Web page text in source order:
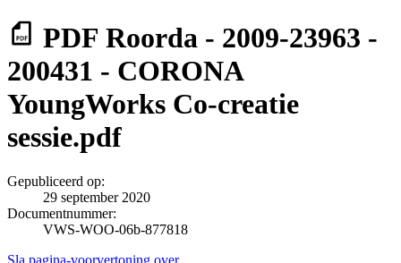
PDF Roorda - 2009-23963 -
200431 - CORONA
YoungWorks Co-creatie
sessie.pdf
Gepubliceerd op:
29 september 2020
Documentnummer:
VWS-WOO-06b-877818
Sla pagina-voorvertoning over